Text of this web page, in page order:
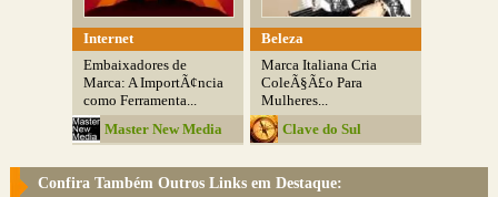
Internet
Embaixadores de
Marca: A ImportÃ¢ncia
como Ferramenta...
Master New Media
Beleza
Marca Italiana Cria
ColeÃ§Ã£o Para
Mulheres...
Clave do Sul
Confira Também Outros Links em Destaque: